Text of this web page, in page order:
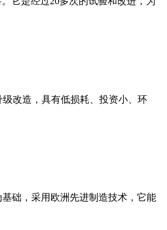
改造，具有低损耗、投资小、环
础，采用欧洲先进制造技术，它能